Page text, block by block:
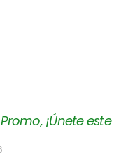
¡Únete este